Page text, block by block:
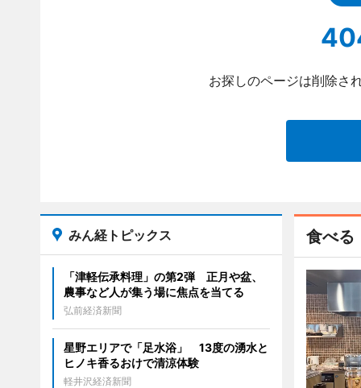
お探しのページは削除さ
食べる
みん経トピックス
「津軽伝承料理」の第2弾 正月や盆、
農事など人が集う場に焦点を当てる
弘前経済新聞
星野エリアで「足水浴」 13度の湧水と
ヒノキ香るおけで清涼体験
軽井沢経済新聞